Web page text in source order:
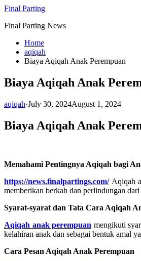
Skip
content
Final Parting
Final Parting News
Home
aqiqah
Biaya Aqiqah Anak Perempuan
Biaya Aqiqah Anak
aqiqah·July 30, 2024August 1, 2024
Biaya Aqiqah Anak
Memahami Pentingnya Aqiqah bagi
https://news.finalpartings.com/Aqiqah
memberikan berkah dan perlindungan
Syarat-syarat dan Tata Cara Aqiqah
Aqiqah anak perempuan mengikuti
kelahiran anak dan sebagai bentuk amal
Cara Pesan Aqiqah Anak Perempuan